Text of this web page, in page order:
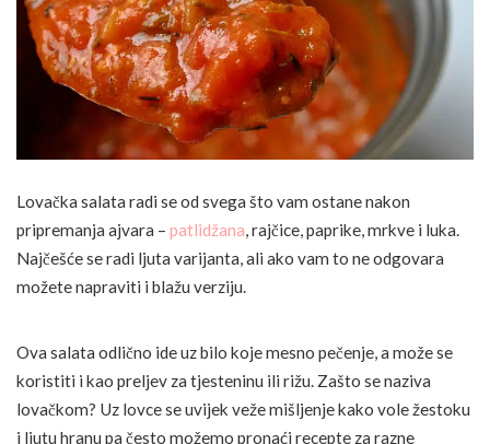
Lovačka salata radi se od svega što vam ostane nakon
pripremanja ajvara – patlidžana, rajčice, paprike, mrkve i luka.
Najčešće se radi ljuta varijanta, ali ako vam to ne odgovara
možete napraviti i blažu verziju.
Ova salata odlično ide uz bilo koje mesno pečenje, a može se
koristiti i kao preljev za tjesteninu ili rižu. Zašto se naziva
lovačkom? Uz lovce se uvijek veže mišljenje kako vole žestoku
i ljutu hranu pa često možemo pronaći recepte za razne